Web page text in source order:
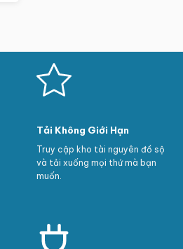
Tải Không Giới Hạn
Truy cập kho tài nguyên đồ sộ
và tải xuống mọi thứ mà bạn
muốn.